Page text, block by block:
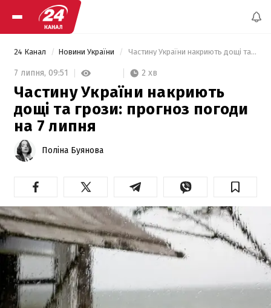
24 Канал Новини України Частину України накриють дощі та грози: прогноз погоди на 7 липня
7 липня, 09:51 2 хв
Частину України накриють
дощі та грози: прогноз погоди
на 7 липня
Поліна Буянова